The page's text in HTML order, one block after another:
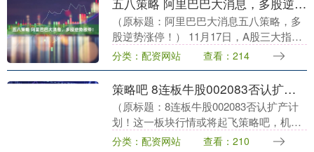
（原标题：阿里巴巴大消息五八策略，多
股逆势涨停！） 11月17日，A股三大指数
早盘低开震荡，截至午间收盘集体收跌，
沪指跌0.43%，深证成指跌0.35%，创业
板....
分类：配资网站 查看：214
策略吧 8连板牛股002083否认扩产计划！这一板块行情或将起飞，机构预测多股全年业绩大增
（原标题：8连板牛股002083否认扩产计
划！这一板块行情或将起飞策略吧，机构
预测多股全年业绩大增） 多因素影响，国
分类：配资网站 查看：210